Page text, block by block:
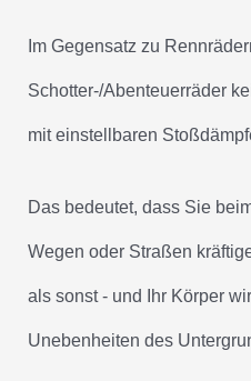
Im Gegensatz zu
Schotter-/Abenteuerräder
mit einstellbaren
Das bedeutet, dass Sie
Wegen oder Straßen
als sonst - und Ihr Körper
Unebenheiten des